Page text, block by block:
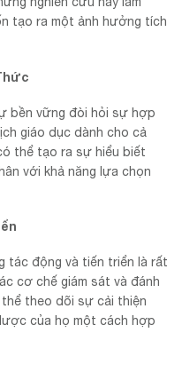
tạo ra một ảnh hưởng tích
bền vững đòi hỏi sự hợp
giáo dục dành cho cả
thể tạo ra sự hiểu biết
với khả năng lựa chọn
tác động và tiến triển là rất
cơ chế giám sát và đánh
thể theo dõi sự cải thiện
của họ một cách hợp